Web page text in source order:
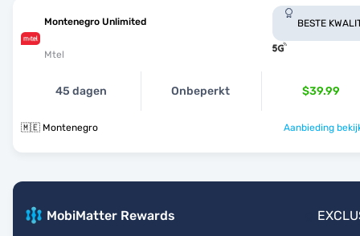
Montenegro Unlimited
Mtel
BESTE
45 dagen Onbeperkt $39.99
🇲🇪 Montenegro Aanbieding
MobiMatter Rewards